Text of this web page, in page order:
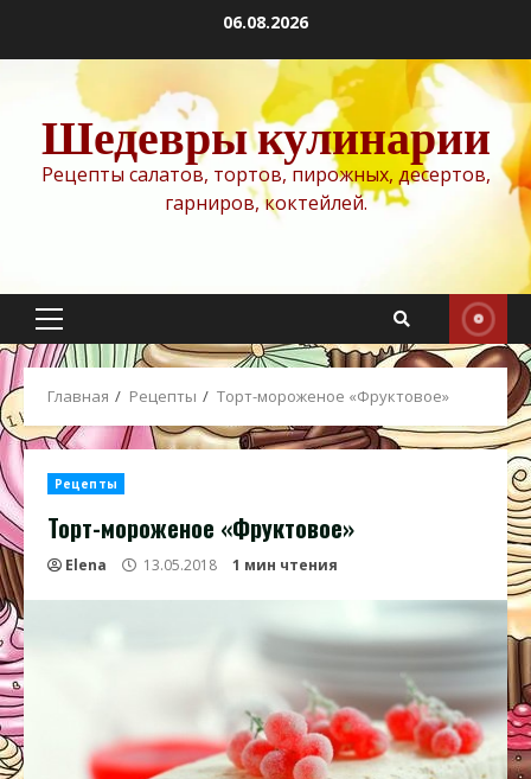
содержимому
06.08.2026
Шедевры кулинарии
Рецепты салатов, тортов, пирожных, десертов,
гарниров, коктейлей.
Основное
меню
Главная Рецепты Торт-мороженое «Фруктовое»
Рецепты
Торт-мороженое «Фруктовое»
Elena 13.05.2018 1 мин чтения